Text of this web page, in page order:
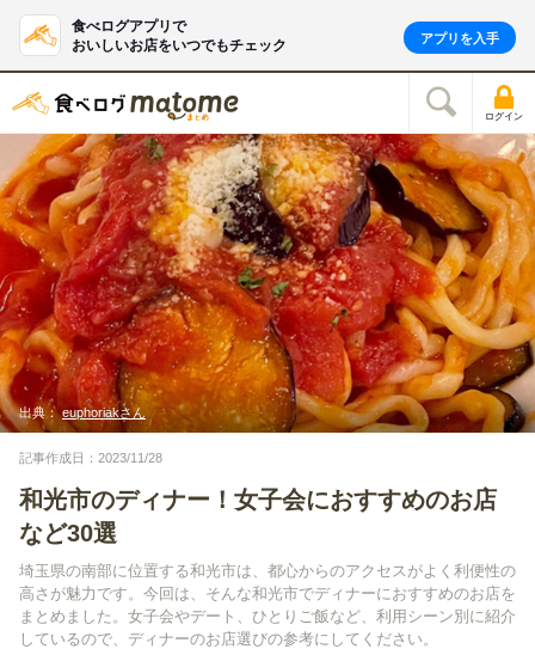
食べログアプリで
おいしいお店をいつでもチェック
アプリを入手
ログイン
出典：euphoriakさん
記事作成日：2023/11/28
和光市のディナー！女子会におすすめのお店
など30選
埼玉県の南部に位置する和光市は、都心からのアクセスがよく利便性の
高さが魅力です。今回は、そんな和光市でディナーにおすすめのお店を
まとめました。女子会やデート、ひとりご飯など、利用シーン別に紹介
しているので、ディナーのお店選びの参考にしてください。